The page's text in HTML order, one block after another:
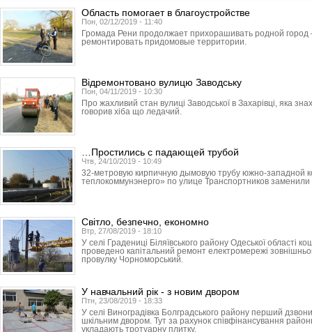
Область помогает в благоустройстве
Пон, 02/12/2019 - 11:40
Громада Рени продолжает прихорашивать родной город
ремонтировать придомовые территории.
Відремонтовано вулицю Заводську
Пон, 04/11/2019 - 10:30
Про жахливий стан вулиці Заводської в Захарівці, яка
говорив хіба що ледачий.
…Простились с падающей трубой
Чтв, 24/10/2019 - 10:49
32-метровую кирпичную дымовую трубу южно-западной
теплокоммунэнерго» по улице Транс­порт­ников
Світло, безпечно, економно
Втр, 27/08/2019 - 18:10
У селі Градениці Біляївського району Одеської області
проведено капітальний ремонт електромережі
провулку Чорноморський.
У навчальний рік - з новим двором
Птн, 23/08/2019 - 18:33
У селі Виноградівка Болградського району перший
шкільним двором. Тут за рахунок співфінансування
укладають тротуарну плитку.